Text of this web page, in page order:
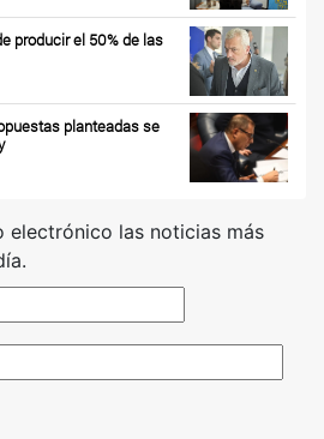
producir el 50% de las
planteadas se
electrónico las noticias más